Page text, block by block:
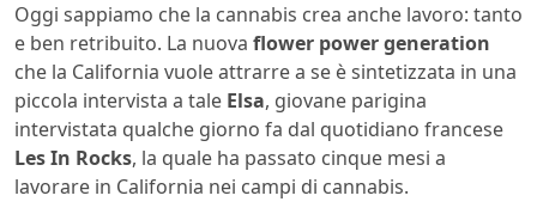
Oggi sappiamo che la cannabis crea anche lavoro: tanto
e ben retribuito. La nuova flower power generation
che la California vuole attrarre a se è sintetizzata in una
piccola intervista a tale Elsa, giovane parigina
intervistata qualche giorno fa dal quotidiano francese
Les In Rocks, la quale ha passato cinque mesi a
lavorare in California nei campi di cannabis.